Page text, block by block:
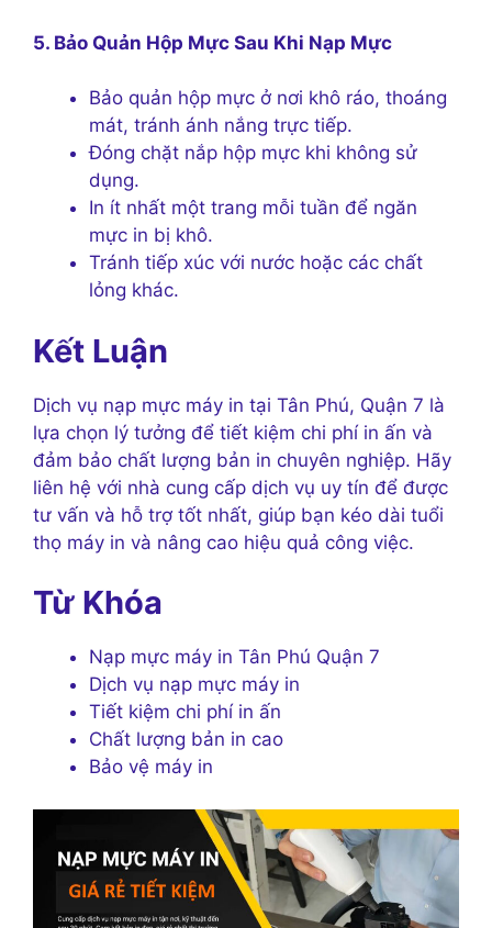
5. Bảo Quản Hộp Mực Sau Khi Nạp Mực
Bảo quản hộp mực ở nơi khô ráo, thoáng
mát, tránh ánh nắng trực tiếp.
Đóng chặt nắp hộp mực khi không sử
dụng.
In ít nhất một trang mỗi tuần để ngăn
mực in bị khô.
Tránh tiếp xúc với nước hoặc các chất
lỏng khác.
Kết Luận
Dịch vụ nạp mực máy in tại Tân Phú, Quận 7 là
lựa chọn lý tưởng để tiết kiệm chi phí in ấn và
đảm bảo chất lượng bản in chuyên nghiệp. Hãy
liên hệ với nhà cung cấp dịch vụ uy tín để được
tư vấn và hỗ trợ tốt nhất, giúp bạn kéo dài tuổi
thọ máy in và nâng cao hiệu quả công việc.
Từ Khóa
Nạp mực máy in Tân Phú Quận 7
Dịch vụ nạp mực máy in
Tiết kiệm chi phí in ấn
Chất lượng bản in cao
Bảo vệ máy in